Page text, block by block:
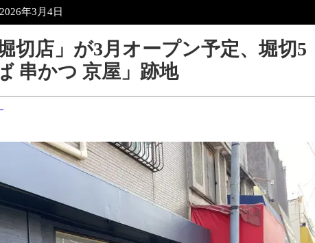
2026年3月4日
切店」が3月オープン予定、堀切5
串かつ 京屋」跡地